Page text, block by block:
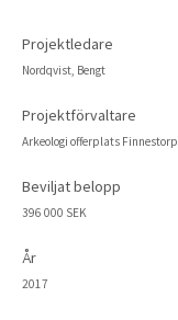
Projektledare
Nordqvist, Bengt
Projektförvaltare
Arkeologi offerplats Finnestorp
Beviljat belopp
396 000 SEK
År
2017